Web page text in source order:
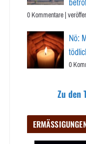
0 Kommentare|
Nö:
0
Zu den